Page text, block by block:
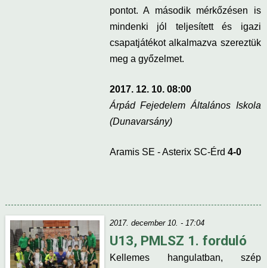
pontot. A második mérkőzésen is
mindenki jól teljesített és igazi
csapatjátékot alkalmazva szereztük
meg a győzelmet.
2017. 12. 10. 08:00
Árpád Fejedelem Általános Iskola
(Dunavarsány)
Aramis SE - Asterix SC-Érd 4-0
2017. december 10. - 17:04
U13, PMLSZ 1. forduló
Kellemes hangulatban, szép